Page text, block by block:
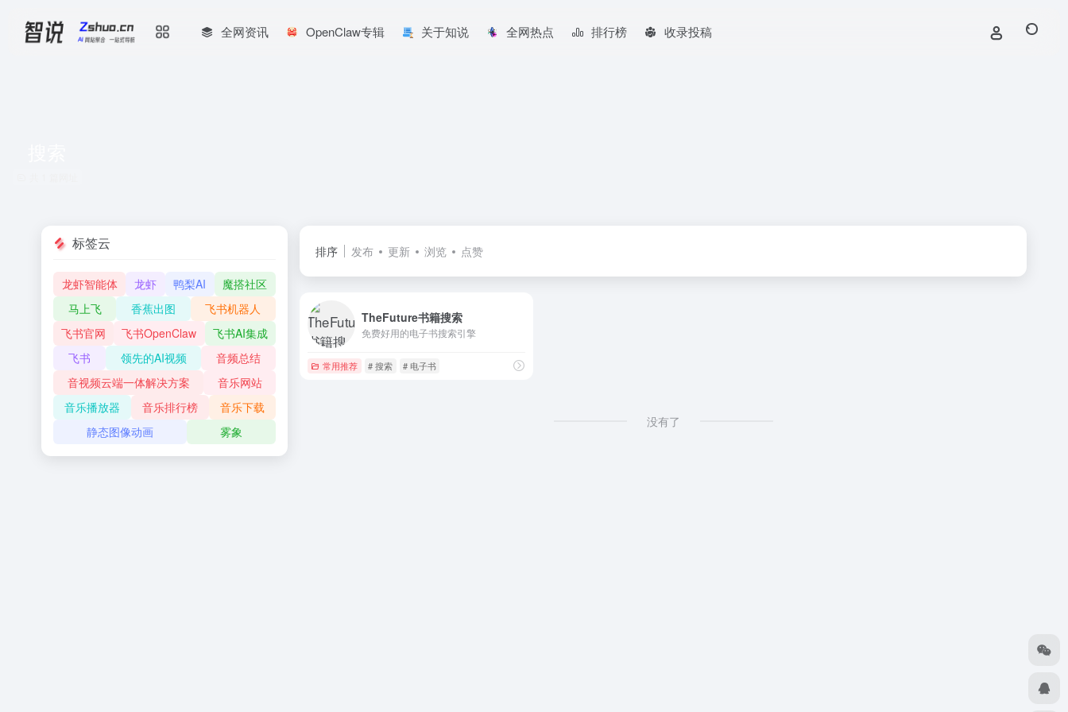
全网资讯 OpenClaw专辑 关于知说 全网热点 排行榜 收录投稿
排序 发布 更新 浏览 点赞
TheFuture书籍搜索
免费好用的电子书搜索引擎
常用推荐 # 搜索 # 电子书
没有了
标签云
龙虾智能体 龙虾 鸭梨AI
魔搭社区
马上飞
香蕉出图
飞书机器人
飞书官网
飞书OpenClaw
飞书AI集成
飞书
领先的AI视频
音频总结
音视频云端一体解决方案
音乐网站
音乐播放器
音乐排行榜
音乐下载
静态图像动画
雾象